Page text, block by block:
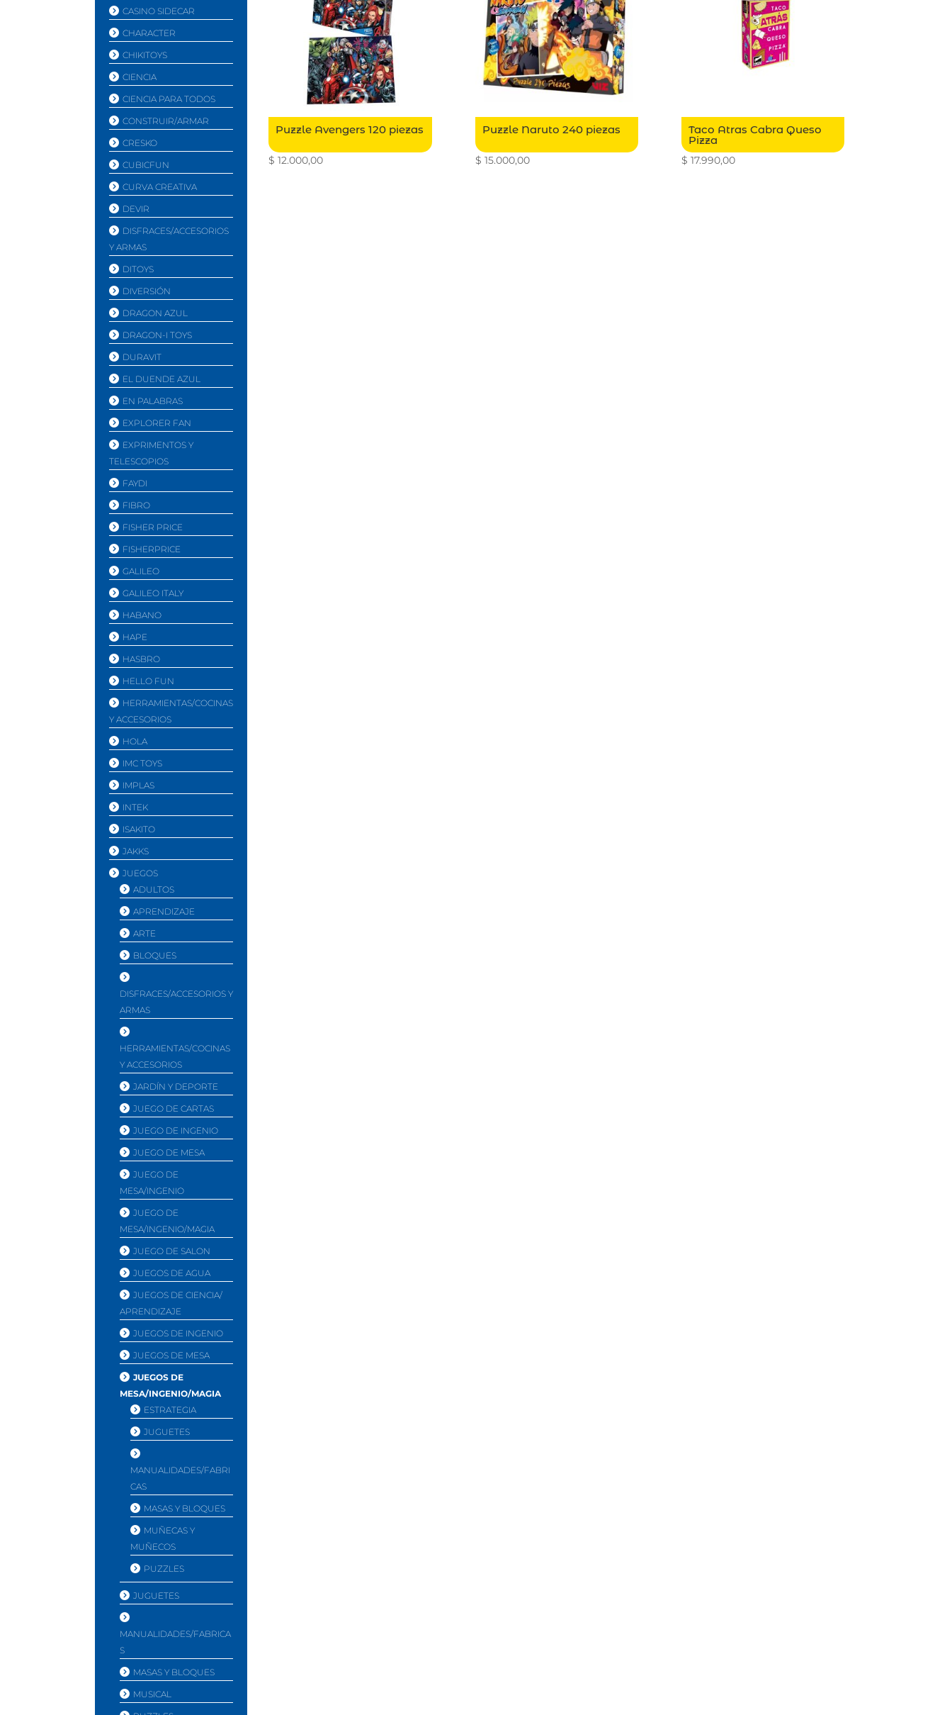
Puzzle Avengers 120 piezas
$ 12.000,00
Puzzle Naruto 240 piezas
$ 15.000,00
Taco Atras Cabra Queso
Pizza
$ 17.990,00
CASINO SIDECAR
CHARACTER
CHIKITOYS
CIENCIA
CIENCIA PARA TODOS
CONSTRUIR/ARMAR
CRESKO
CUBICFUN
CURVA CREATIVA
DEVIR
DISFRACES/ACCESORIOS
Y ARMAS
DITOYS
DIVERSIÓN
DRAGON AZUL
DRAGON-I TOYS
DURAVIT
EL DUENDE AZUL
EN PALABRAS
EXPLORER FAN
EXPRIMENTOS Y
TELESCOPIOS
FAYDI
FIBRO
FISHER PRICE
FISHERPRICE
GALILEO
GALILEO ITALY
HABANO
HAPE
HASBRO
HELLO FUN
HERRAMIENTAS/COCINAS
Y ACCESORIOS
HOLA
IMC TOYS
IMPLAS
INTEK
ISAKITO
JAKKS
JUEGOS
ADULTOS
APRENDIZAJE
ARTE
BLOQUES
DISFRACES/ACCESORIOS Y
ARMAS
HERRAMIENTAS/COCINAS
Y ACCESORIOS
JARDÍ­N Y DEPORTE
JUEGO DE CARTAS
JUEGO DE INGENIO
JUEGO DE MESA
JUEGO DE
MESA/INGENIO
JUEGO DE
MESA/INGENIO/MAGIA
JUEGO DE SALON
JUEGOS DE AGUA
JUEGOS DE CIENCIA/
APRENDIZAJE
JUEGOS DE INGENIO
JUEGOS DE MESA
JUEGOS DE
MESA/INGENIO/MAGIA
ESTRATEGIA
JUGUETES
MANUALIDADES/FABRI
CAS
MASAS Y BLOQUES
MUÑECAS Y
MUÑECOS
PUZZLES
JUGUETES
MANUALIDADES/FABRICA
S
MASAS Y BLOQUES
MUSICAL